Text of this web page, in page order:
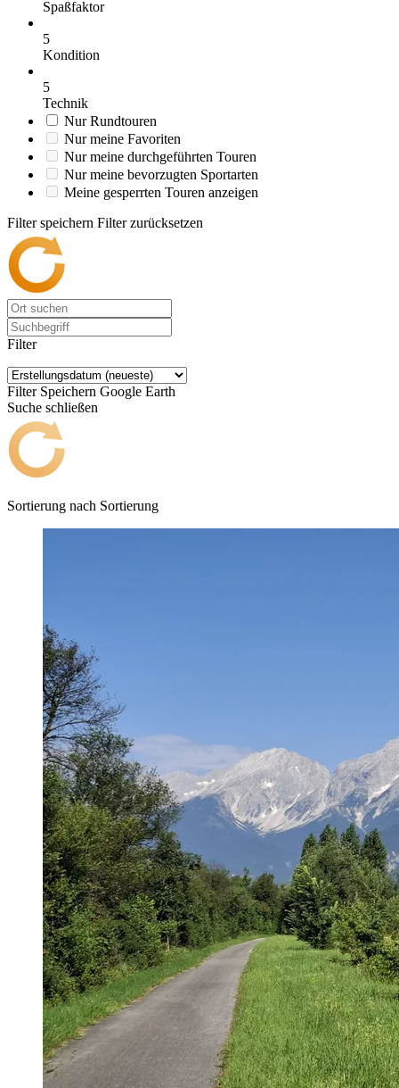
Spaßfaktor
5
Kondition
5
Technik
Nur Rundtouren
Nur meine Favoriten
Nur meine durchgeführten Touren
Nur meine bevorzugten Sportarten
Meine gesperrten Touren anzeigen
Filter speichern Filter zurücksetzen
Filter
Filter Speichern Google Earth
Suche schließen
Sortierung nach Sortierung